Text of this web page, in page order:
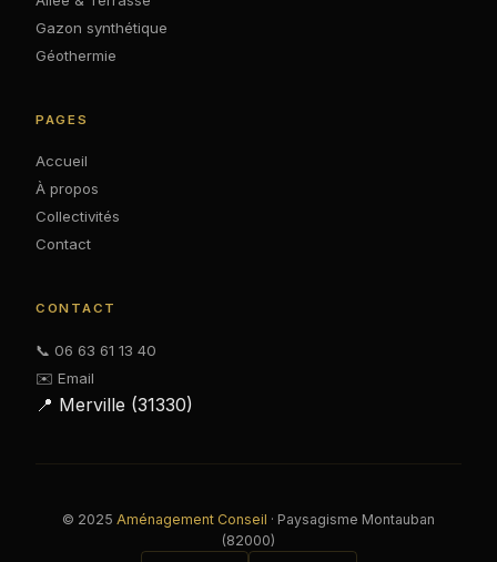
Gazon synthétique
Géothermie
PAGES
Accueil
À propos
Collectivités
Contact
CONTACT
📞 06 63 61 13 40
✉️ Email
📍 Merville (31330)
© 2025 Aménagement Conseil · Paysagisme Montauban
(82000)